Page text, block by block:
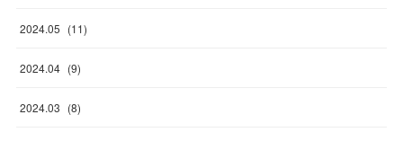
2024.05 (11)
2024.04 (9)
2024.03 (8)